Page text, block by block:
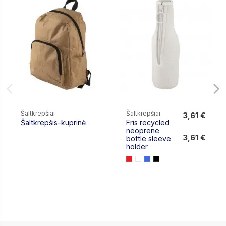
Šaltkrepšiai
Šaltkrepšis-kuprinė
Šaltkrepšiai
Fris recycled
neoprene
bottle sleeve
holder
3,61 €
3,61 €